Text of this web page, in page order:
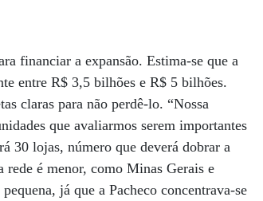
financiar a expansão. Estima-se que a
entre R$ 3,5 bilhões e R$ 5 bilhões.
claras para não perdê-lo. “Nossa
que avaliarmos serem importantes
30 lojas, número que deverá dobrar a
rede é menor, como Minas Gerais e
já que a Pacheco concentrava-se